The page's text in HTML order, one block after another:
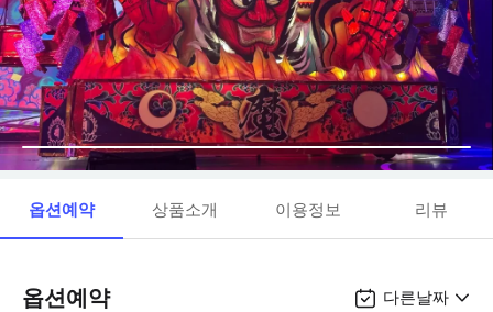
옵션예약 상품소개 이용정보 리뷰
옵션예약 다른날짜